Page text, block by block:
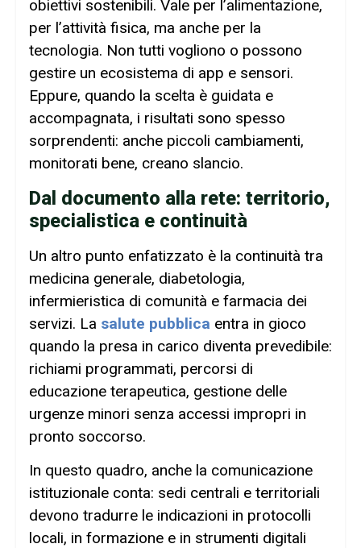
obiettivi sostenibili. Vale per l’alimentazione,
per l’attività fisica, ma anche per la
tecnologia. Non tutti vogliono o possono
gestire un ecosistema di app e sensori.
Eppure, quando la scelta è guidata e
accompagnata, i risultati sono spesso
sorprendenti: anche piccoli cambiamenti,
monitorati bene, creano slancio.
Dal documento alla rete: territorio,
specialistica e continuità
Un altro punto enfatizzato è la continuità tra
medicina generale, diabetologia,
infermieristica di comunità e farmacia dei
servizi. La salute pubblica entra in gioco
quando la presa in carico diventa prevedibile:
richiami programmati, percorsi di
educazione terapeutica, gestione delle
urgenze minori senza accessi impropri in
pronto soccorso.
In questo quadro, anche la comunicazione
istituzionale conta: sedi centrali e territoriali
devono tradurre le indicazioni in protocolli
locali, in formazione e in strumenti digitali